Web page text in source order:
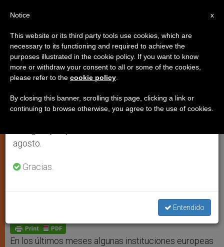
Ataques a Hungría por defender
la familia y la vida en su
Constitución
Campaña de apoyo de 62 asociaciones
MAYO 28, 2013 00:00
a
p
p
s
g
e
r
c
o
k
i
r
a
En los últimos meses algunas instituciones europeas
×
Aviso importante
Del 27 de julio al 7 de agosto haremos la pausa
anual, aprovechando que en el periodo de verano
se generan menos informaciones y también el
agosto.
Gracias.
Entendido
x
Notice
This website or its third party tools use cookies, which are
necessary to its functioning and required to achieve the
purposes illustrated in the cookie policy. If you want to know
more or withdraw your consent to all or some of the cookies,
please refer to the cookie policy
By closing this banner, scrolling this page, clicking a link or
continuing to browse otherwise, you agree to the use of cookies.